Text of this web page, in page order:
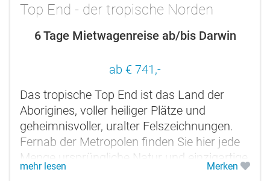
Top End - der tropische Norden
6 Tage Mietwagenreise ab/bis Darwin
ab € 741,-
Das tropische Top End ist das Land der
Aborigines, voller heiliger Plätze und
geheimnisvoller, uralter Felszeichnungen.
Fernab der Metropolen finden Sie hier jede
Menge ursprüngliche Natur und einzigartige
Nationalparks. Es gibt...
mehr lesen Merken